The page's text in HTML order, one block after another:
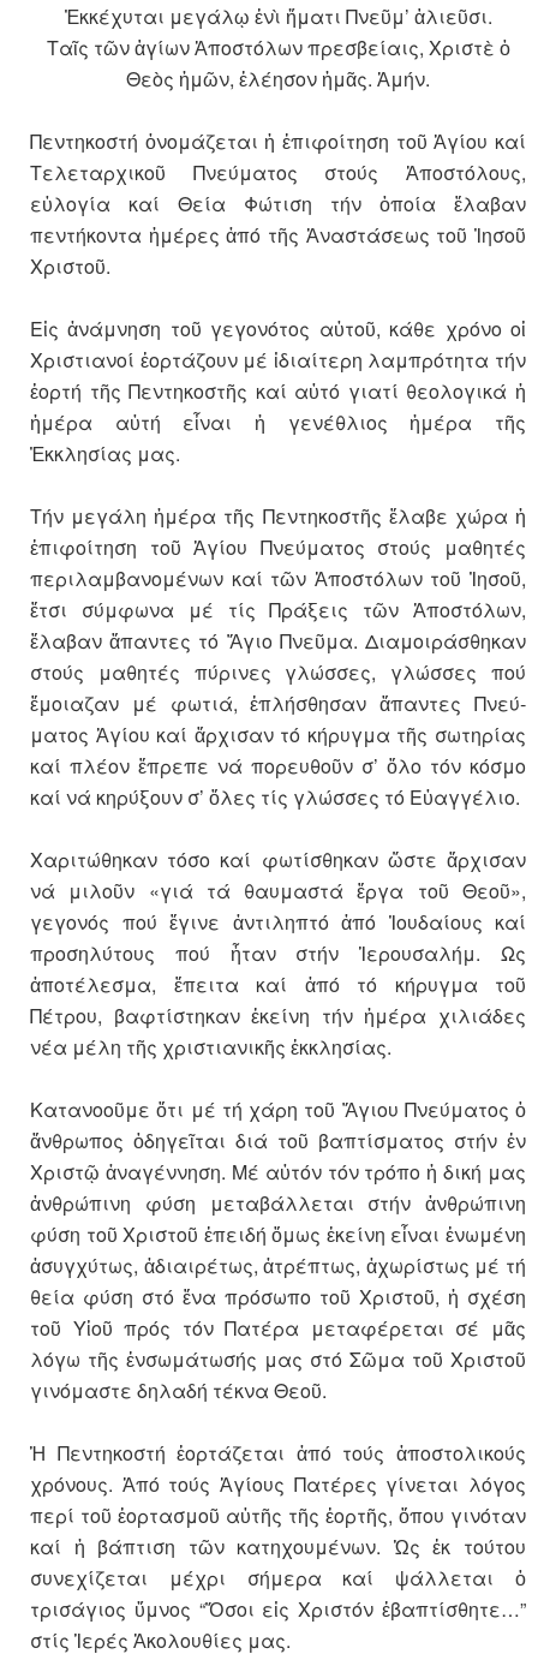
Ἐκκέχυται μεγάλῳ ἑνὶ ἤματι Πνεῦμ’ ἁλιεῦσι.
Ταῖς τῶν ἁγίων Ἀποστόλων πρεσβείαις, Χριστὲ ὁ
Θεὸς ἡμῶν, ἐλέησον ἡμᾶς. Ἀμήν.
Πεντηκοστή ὀνομάζεται ἡ ἐπιφοίτηση τοῦ Ἁγίου καί
Τελεταρχικοῦ Πνεύματος στούς Ἀποστόλους,
εὐλογία καί Θεία Φώτιση τήν ὁποία ἔλαβαν
πεντήκοντα ἡμέρες ἀπό τῆς Ἀναστάσεως τοῦ Ἰησοῦ
Χριστοῦ.
Εἰς ἀνάμνηση τοῦ γεγονότος αὐτοῦ, κάθε χρόνο οἱ
Χριστιανοί ἑορτάζουν μέ ἰδιαίτερη λαμπρότητα τήν
ἑορτή τῆς Πεντηκοστῆς καί αὐτό γιατί θεολογικά ἡ
ἡμέρα αὐτή εἶναι ἡ γενέθλιος ἡμέρα τῆς
Ἐκκλησίας μας.
Τήν μεγάλη ἡμέρα τῆς Πεντηκοστῆς ἔλαβε χώρα ἡ
ἐπιφοίτηση τοῦ Ἁγίου Πνεύματος στούς μαθητές
περιλαμβανομένων καί τῶν Ἀποστόλων τοῦ Ἰησοῦ,
ἔτσι σύμφωνα μέ τίς Πράξεις τῶν Ἀποστόλων,
ἔλαβαν ἅπαντες τό Ἅγιο Πνεῦμα. Διαμοιράσθηκαν
στούς μαθητές πύρινες γλώσσες, γλώσσες πού
ἔμοιαζαν μέ φωτιά, ἐπλήσθησαν ἅπαντες Πνεύ­
ματος Ἁγίου καί ἄρχισαν τό κήρυγμα τῆς σωτηρίας
καί πλέον ἔπρεπε νά πορευθοῦν σ’ ὅλο τόν κόσμο
καί νά κηρύξουν σ’ ὅλες τίς γλώσσες τό Εὐαγγέλιο.
Χαριτώθηκαν τόσο καί φωτίσθηκαν ὥστε ἄρχισαν
νά μιλοῦν «γιά τά θαυμαστά ἔργα τοῦ Θεοῦ»,
γεγονός πού ἔγινε ἀντιληπτό ἀπό Ἰουδαίους καί
προσηλύτους πού ἦταν στήν Ἱερουσαλήμ. Ως
ἀποτέλεσμα, ἔπειτα καί ἀπό τό κήρυγμα τοῦ
Πέτρου, βαφτίστηκαν ἐκείνη τήν ἡμέρα χιλιάδες
νέα μέλη τῆς χριστιανικῆς ἐκκλησίας.
Κατανοοῦμε ὅτι μέ τή χάρη τοῦ Ἅγιου Πνεύματος ὁ
ἄνθρωπος ὁδηγεῖται διά τοῦ βαπτίσματος στήν ἐν
Χριστῷ ἀναγέννηση. Μέ αὐτόν τόν τρόπο ἡ δική μας
ἀνθρώπι­νη φύση μεταβάλλεται στήν ἀνθρώπινη
φύση τοῦ Χριστοῦ ἐπειδή ὅμως ἐκείνη εἶναι ἑνωμένη
ἀσυγχύτως, ἀδιαιρέτως, ἀτρέπτως, ἀχωρίστως μέ τή
θεία φύση στό ἕνα πρόσωπο τοῦ Χριστοῦ, ἡ σχέση
τοῦ Υἱοῦ πρός τόν Πατέρα μεταφέρεται σέ μᾶς
λόγω τῆς ἐνσωμάτωσής μας στό Σῶμα τοῦ Χριστοῦ
γινόμαστε δηλαδή τέκνα Θεοῦ.
Ἡ Πεντηκοστή ἑορτάζεται ἀπό τούς ἀποστολικούς
χρόνους. Ἀπό τούς Ἁγίους Πατέρες γίνεται λόγος
περί τοῦ ἑορτασμοῦ αὐτῆς τῆς ἑορτῆς, ὅπου γινόταν
καί ἡ βάπτιση τῶν κατηχουμένων. Ὡς ἐκ τούτου
συνεχίζεται μέχρι σήμερα καί ψάλλεται ὁ
τρισάγιος ὕμνος “Ὅσοι εἰς Χριστόν ἐβαπτίσθητε…”
στίς Ἱερές Ἀκολουθίες μας.